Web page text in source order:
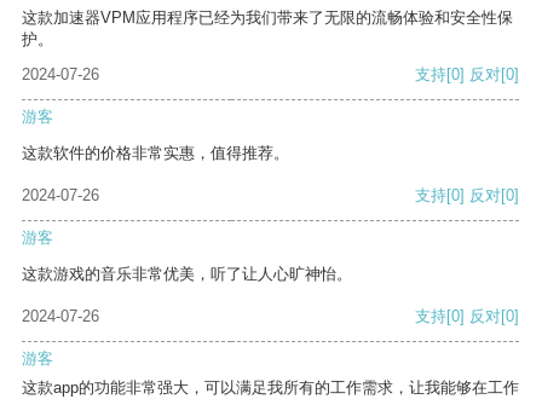
这款加速器VPM应用程序已经为我们带来了无限的流畅体验和安全性保
护。
2024-07-26
支持[0] 反对[0]
游客
这款软件的价格非常实惠，值得推荐。
2024-07-26 支持[0] 反对[0]
游客
这款游戏的音乐非常优美，听了让人心旷神怡。
2024-07-26 支持[0] 反对[0]
游客
这款app的功能非常强大，可以满足我所有的工作需求，让我能够在工作